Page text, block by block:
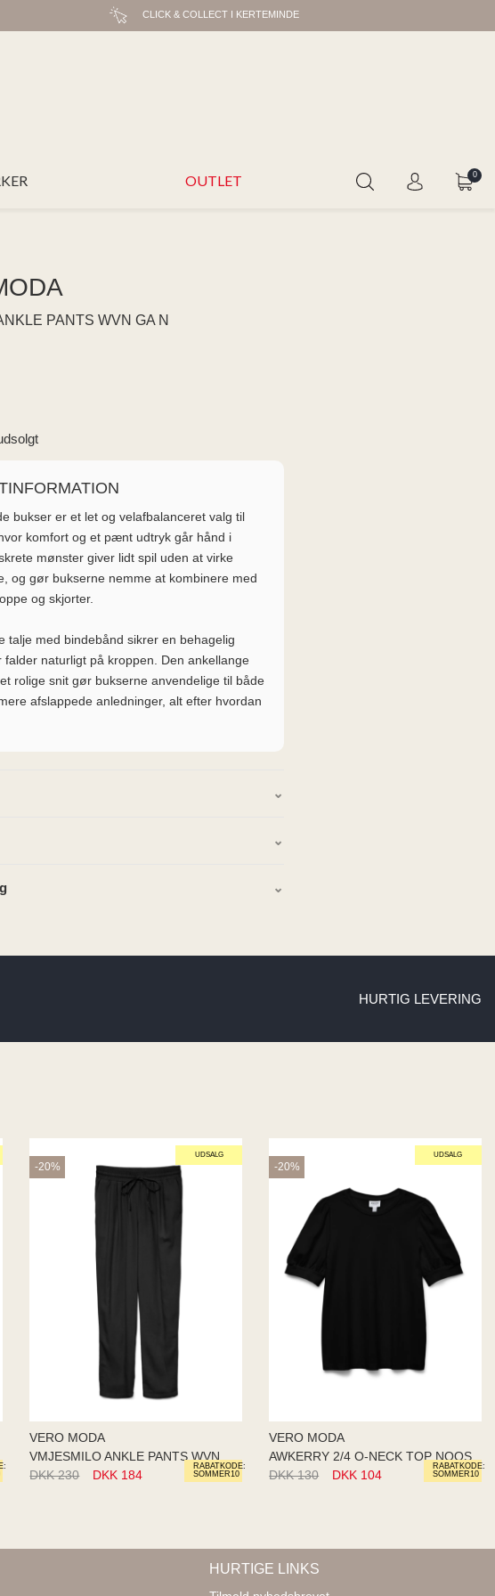
CLICK & COLLECT I KERTEMINDE
OUTLET 0
PANTS WVN GA N
bukser er et let og velafbalanceret valg til
komfort og et pænt udtryk går hånd i
mønster giver lidt spil uden at virke
og gør bukserne nemme at kombinere med
og skjorter.
talje med bindebånd sikrer en behagelig
falder naturligt på kroppen. Den ankellange
rolige snit gør bukserne anvendelige til både
afslappede anledninger, alt efter hvordan
HURTIG LEVERING
UDSALG
RABATKODE:
SOMMER10
-20%
VERO MODA
DKK 230
DKK 184
UDSALG
RABATKODE:
SOMMER10
-20%
VERO MODA
AWKERRY 2/4 O-NECK TOP NOOS
DKK 130
DKK 104
HURTIGE LINKS